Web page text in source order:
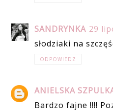
SANDRYNKA 29
słodziaki na
ODPOWIEDZ
ANIELSKA
Bardzo fajne !!!!